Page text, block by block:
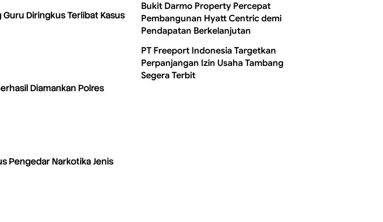
Guru Diringkus Terlibat Kasus
Diamankan Polres
Pengedar Narkotika Jenis
Bukit Darmo Property Percepat
Pembangunan Hyatt Centric demi
Pendapatan Berkelanjutan
PT Freeport Indonesia Targetkan
Perpanjangan Izin Usaha Tambang
Segera Terbit